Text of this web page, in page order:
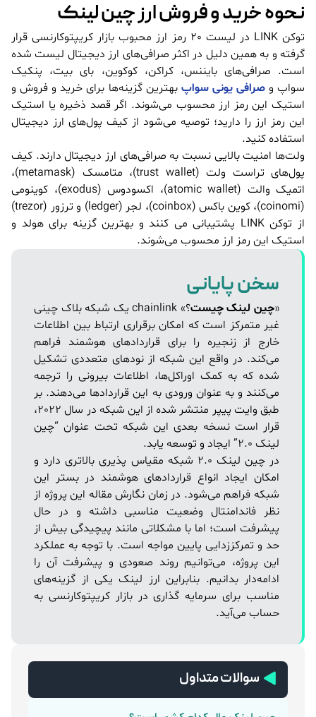
نحوه خرید و فروش ارز چین لینک
توکن LINK در لیست 20 رمز ارز محبوب بازار کریپتوکارنسی قرار
گرفته و به همین دلیل در اکثر صرافی‌های ارز دیجیتال لیست شده
است. صرافی‌های بایننس، کراکن، کوکوین، بای بیت، پنکیک
سواپ و صرافی یونی سواپبهترین گزینه‌ها برای خرید و فروش و
استیک این رمز ارز محسوب می‌شوند. اگر قصد ذخیره یا استیک
این رمز ارز را دارید؛ توصیه می‌شود از کیف پول‌های ارز دیجیتال
استفاده کنید.
ولت‌ها امنیت بالایی نسبت به صرافی‌های ارز دیجیتال دارند. کیف
پول‌های تراست ولت (trust wallet)، متامسک (metamask)،
اتمیک والت (atomic wallet)، اکسودوس (exodus)، کوینومی
(coinomi)، کوین باکس (coinbox)، لجر (ledger) و ترزور (trezor)
از توکن LINK پشتیبانی می کنند و بهترین گزینه برای هولد و
استیک این رمز ارز محسوب می‌شوند.
سخن پایانی
«چین لینک چیست
؟» chainlink یک شبکه بلاک چینی
غیر متمرکز است که امکان برقراری ارتباط بین اطلاعات
خارج از زنجیره را برای قراردادهای هوشمند فراهم
می‌کند. در واقع این شبکه از نودهای متعددی تشکیل
شده که به کمک اوراکل‌ها، اطلاعات بیرونی را ترجمه
می‌کنند و به عنوان ورودی به این قراردادها می‌دهند. بر
طبق وایت پیپر منتشر شده از این شبکه در سال 2022،
قرار است نسخه بعدی این شبکه تحت عنوان “چین
لینک 2.0” ایجاد و توسعه یابد.
در چین لینک 2.0 شبکه مقیاس پذیری بالاتری دارد و
امکان ایجاد انواع قراردادهای هوشمند در بستر این
شبکه فراهم می‌شود. در زمان نگارش مقاله این پروژه از
نظر فاندامنتال وضعیت مناسبی داشته و در حال
پیشرفت است؛ اما با مشکلاتی مانند پیچیدگی بیش از
حد و تمرکززدایی پایین مواجه است. با توجه به عملکرد
این پروژه، می‌توانیم روند صعودی و پیشرفت آن را
ادامه‌دار بدانیم. بنابراین ارز لینک یکی از گزینه‌های
مناسب برای سرمایه گذاری در بازار کریپتوکارنسی به
حساب می‌آید.
سوالات متداول